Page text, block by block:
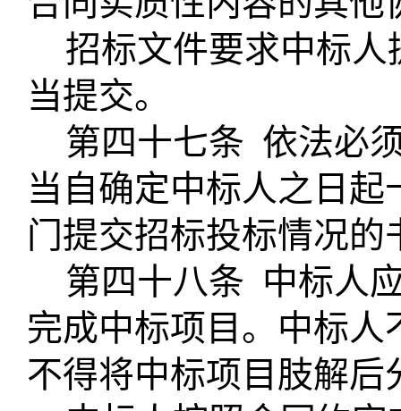
招标文件要求中标
当提交。
第四十七条 依法必
当自确定中标人之日
门提交招标投标情况的
第四十八条 中标人
完成中标项目。中标
不得将中标项目肢解后